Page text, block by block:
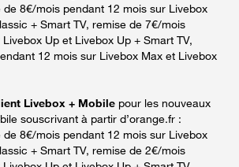
de 8€/mois pendant 12 mois sur Livebox
+ Smart TV, remise de 7€/mois
Up et Livebox Up + Smart TV,
12 mois sur Livebox Max et Livebox
Livebox + Mobile pour les nouveaux
souscrivant à partir d’orange.fr :
de 8€/mois pendant 12 mois sur Livebox
+ Smart TV, remise de 2€/mois